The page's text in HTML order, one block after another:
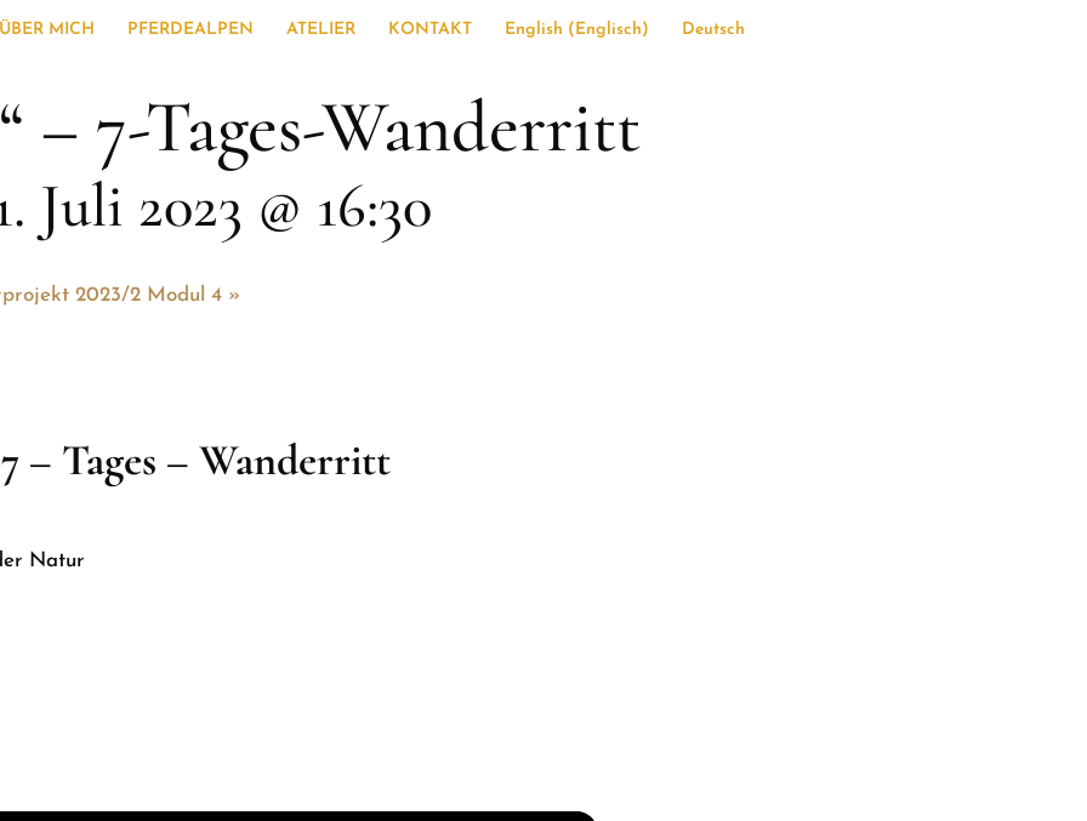
ÜBER MICH PFERDEALPEN ATELIER KONTAKT English ( Englisch) Deutsch
7-Tages-Wanderritt
Juli 2023 @ 16:30
2023/2 Modul 4 »
– Tages – Wanderritt
Natur